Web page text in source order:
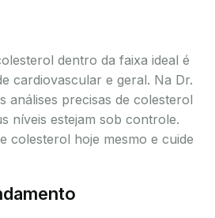
dentro da faixa ideal é
cardiovascular e geral. Na Dr.
análises precisas de colesterol
níveis estejam sob controle.
colesterol hoje mesmo e cuide